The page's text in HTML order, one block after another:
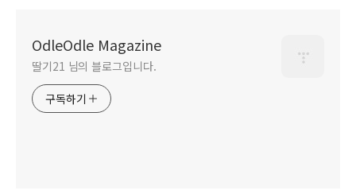
OdleOdle Magazine
딸기21 님의 블로그입니다.
구독하기